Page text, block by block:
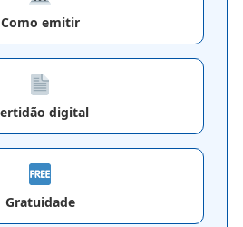
Como emitir
digital
Gratuidade